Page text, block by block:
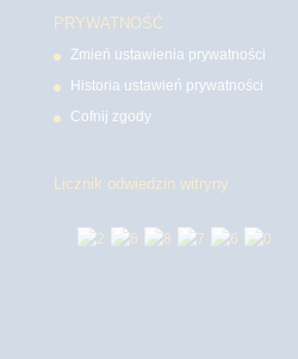
PRYWATNOŚĆ
Zmień ustawienia prywatności
Historia ustawień prywatności
Cofnij zgody
Licznik odwiedzin witryny